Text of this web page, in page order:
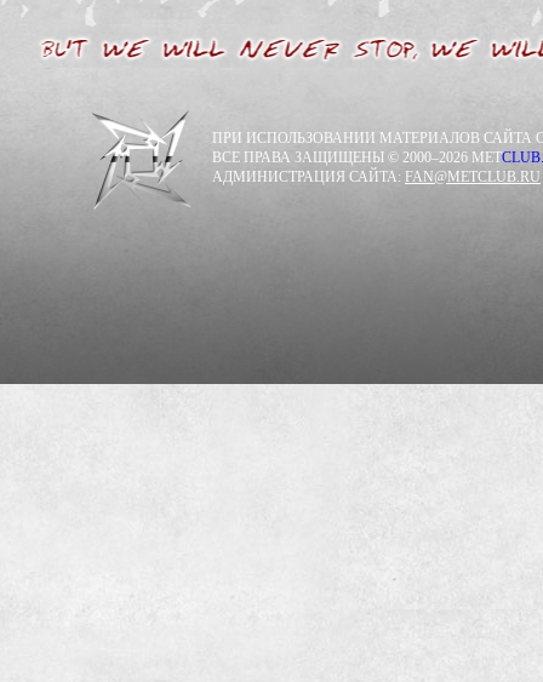
ПРИ ИСПОЛЬЗОВАНИИ МАТЕРИАЛОВ САЙТА
ВСЕ ПРАВА ЗАЩИЩЕНЫ © 2000–2026 METCLUB.
АДМИНИСТРАЦИЯ САЙТА: FAN@METCLUB.RU